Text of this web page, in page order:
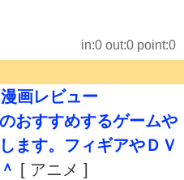
in:0 out:0 point:0
画レビュー
おすすめするゲームや
ます。フィギアやＤＶ
[ アニメ ]